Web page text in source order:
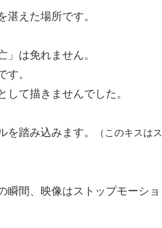
えた場所です。
は免れません。
。
て描きませんでした。
を踏み込みます。
（このキスはス
瞬間、映像はストップモーショ